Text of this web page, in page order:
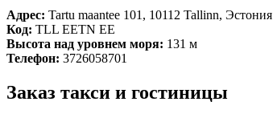
Адрес: Tartu maantee 101, 10112 Tallinn, Эстония
Код: TLL EETN EE
Высота над уровнем моря: 131 м
Телефон: 3726058701
Заказ такси и гостиницы